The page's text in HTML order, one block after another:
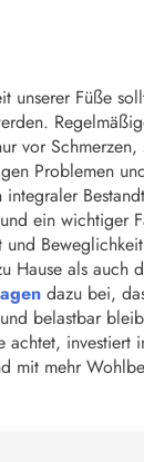
unserer Füße
vor
Problemen
ein wichtiger
und
Hause als auch
dazu bei,
belastbar
achtet, investiert
mit mehr